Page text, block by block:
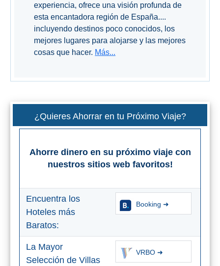
Pitres
Trevélez
➜
Grazalema
Zahara de la
Zahara
Olvera
OTRAS
ZONAS
experiencia, ofrece una visión profunda de
esta encantadora región de España....
incluyendo destinos poco conocidos, los
mejores lugares para alojarse y las mejores
cosas que hacer. Más...
¿Quieres Ahorrar en tu Próximo Viaje?
Ahorre dinero en su próximo viaje con
nuestros sitios web favoritos!
Encuentra los
Hoteles más
Baratos:
Booking ➜
La Mayor
Selección de Villas
VRBO ➜